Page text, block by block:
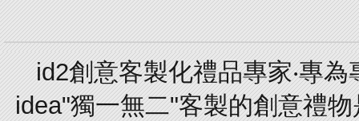
id2創意客製化禮品專家‧專
idea"獨一無二"客製的創意禮